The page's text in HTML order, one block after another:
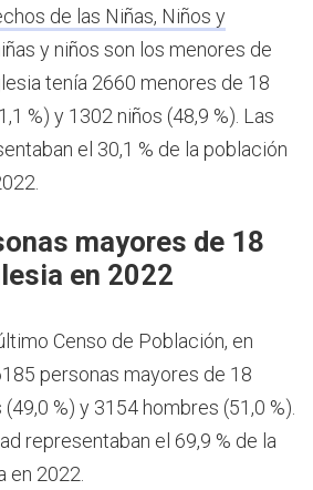
de las Niñas, Niños y
y niños son los menores de
tenía 2660 menores de 18
%) y 1302 niños (48,9 %). Las
el 30,1 % de la población
mayores de 18
en 2022
Censo de Población, en
personas mayores de 18
%) y 3154 hombres (51,0 %).
representaban el 69,9 % de la
en 2022.